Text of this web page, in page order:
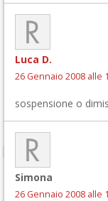
Luca D.
26 Gennaio 2008 alle
sospensione o
Simona
26 Gennaio 2008 alle